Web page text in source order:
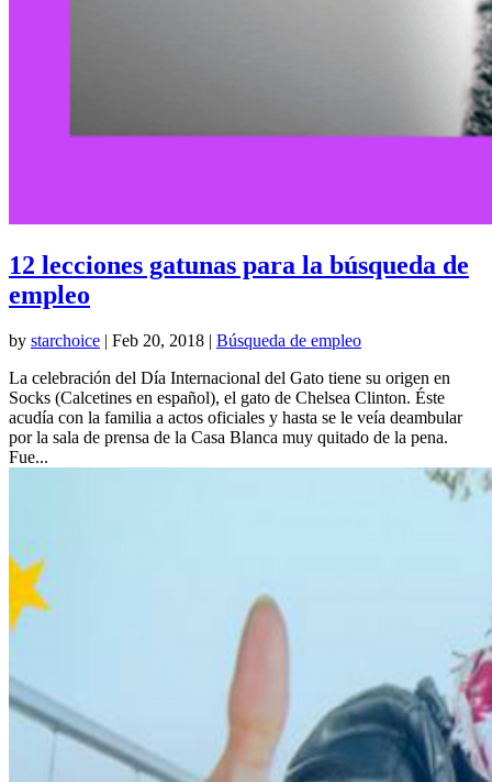
12 lecciones gatunas para la búsqueda de
empleo
by starchoice | Feb 20, 2018 | Búsqueda de empleo
La celebración del Día Internacional del Gato tiene su origen en
Socks (Calcetines en español), el gato de Chelsea Clinton. Éste
acudía con la familia a actos oficiales y hasta se le veía deambular
por la sala de prensa de la Casa Blanca muy quitado de la pena.
Fue...